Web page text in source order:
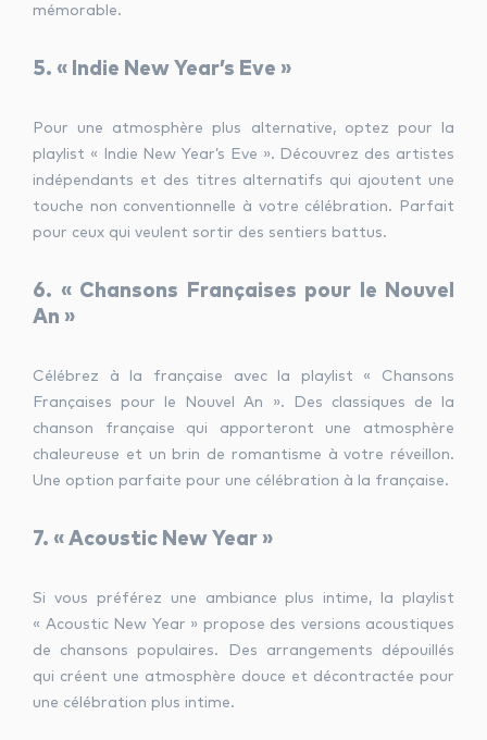
mémorable.
5. « Indie New Year’s Eve »
Pour une atmosphère plus alternative, optez pour la
playlist « Indie New Year’s Eve ». Découvrez des artistes
indépendants et des titres alternatifs qui ajoutent une
touche non conventionnelle à votre célébration. Parfait
pour ceux qui veulent sortir des sentiers battus.
6. « Chansons Françaises pour le Nouvel
An »
Célébrez à la française avec la playlist « Chansons
Françaises pour le Nouvel An ». Des classiques de la
chanson française qui apporteront une atmosphère
chaleureuse et un brin de romantisme à votre réveillon.
Une option parfaite pour une célébration à la française.
7. « Acoustic New Year »
Si vous préférez une ambiance plus intime, la playlist
« Acoustic New Year » propose des versions acoustiques
de chansons populaires. Des arrangements dépouillés
qui créent une atmosphère douce et décontractée pour
une célébration plus intime.